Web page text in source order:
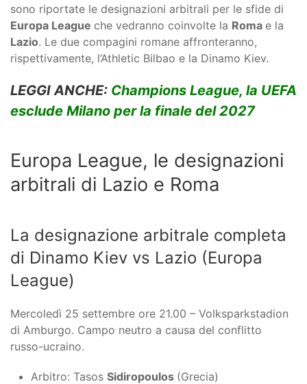
sono riportate le designazioni arbitrali per le sfide di
Europa League che vedranno coinvolte la Roma e la
Lazio. Le due compagini romane affronteranno,
rispettivamente, l’Athletic Bilbao e la Dinamo Kiev.
LEGGI ANCHE: Champions League, la UEFA
esclude Milano per la finale del 2027
Europa League, le designazioni
arbitrali di Lazio e Roma
La designazione arbitrale completa
di Dinamo Kiev vs Lazio (Europa
League)
Mercoledì 25 settembre ore 21.00 – Volksparkstadion
di Amburgo. Campo neutro a causa del conflitto
russo-ucraino.
Arbitro: Tasos Sidiropoulos (Grecia)